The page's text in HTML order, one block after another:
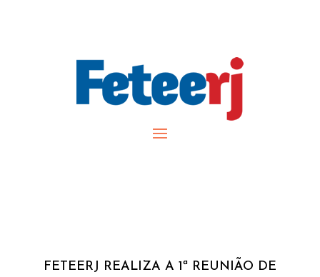
FETEERJ REALIZA A 1ª REUNIÃO DE